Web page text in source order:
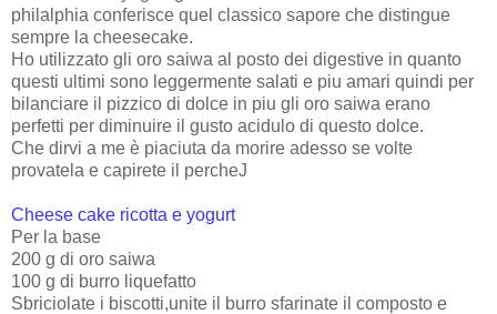
philalphia conferisce quel classico sapore che distingue
sempre la cheesecake.
Ho utilizzato gli oro saiwa al posto dei digestive in quanto
questi ultimi sono leggermente salati e piu amari quindi per
bilanciare il pizzico di dolce in piu gli oro saiwa erano
perfetti per diminuire il gusto acidulo di questo dolce.
Che dirvi a me è piaciuta da morire adesso se volte
provatela e capirete il percheJ
Cheese cake ricotta e yogurt
Per la base
200 g di oro saiwa
100 g di burro liquefatto
Sbriciolate i biscotti,unite il burro sfarinate il composto e